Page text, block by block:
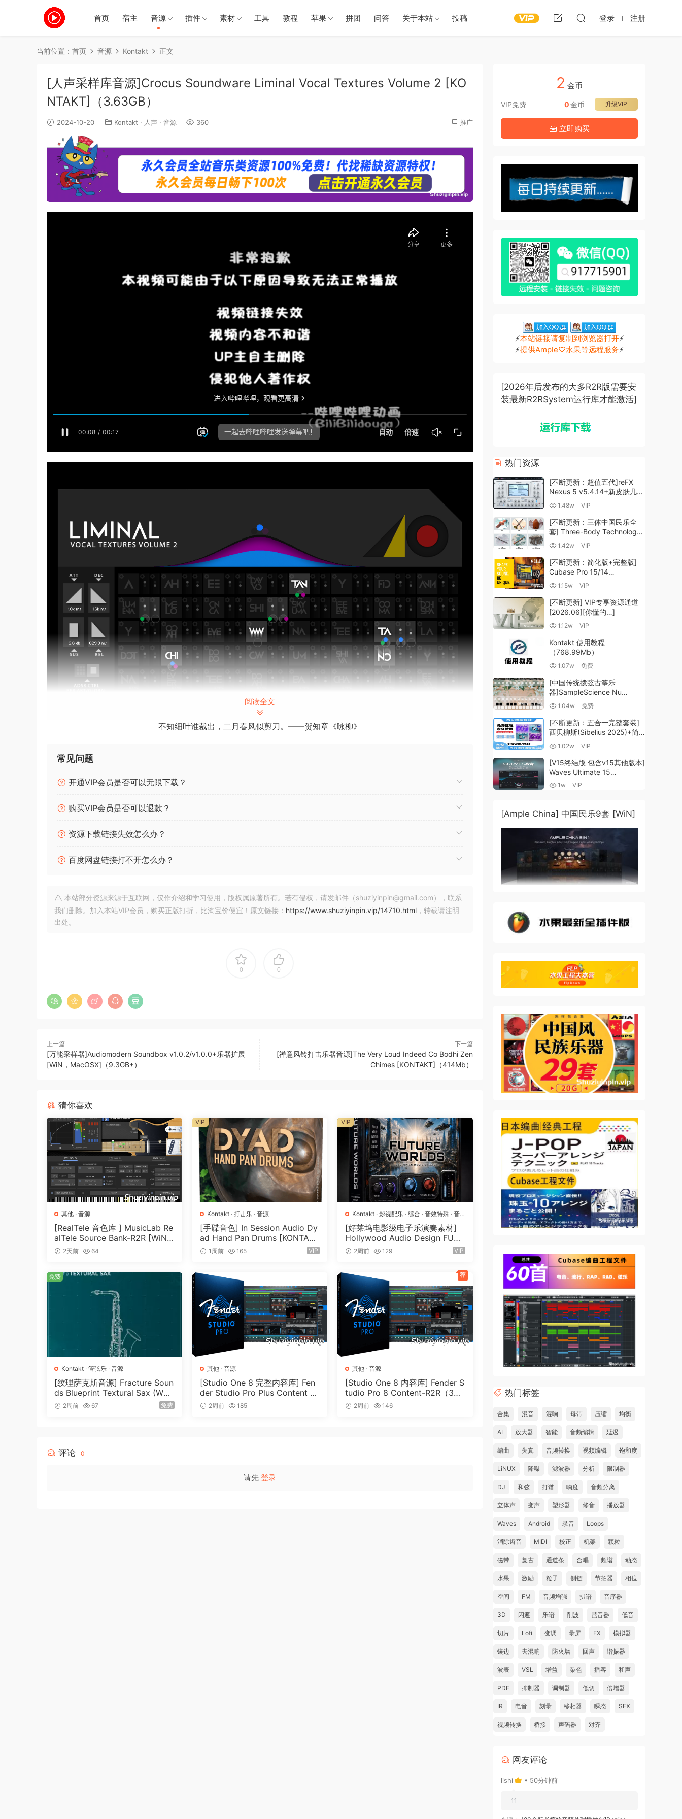
首页 宿主 音源 插件 素材 工具 教程 苹果 拼团 问答 关于本站 投稿 登录 注册
当前位置： 首页 音源 Kontakt 正文
[人声采样库音源]Crocus Soundware Liminal Vocal Textures Volume 2 [KO
NTAKT]（3.63GB）
2024-10-20 Kontakt · 人声 · 音源 360 推广
ohsie | 20 October 2024 | 3.63 GB
特别推荐：
[全家桶]康泰克Kontakt音色标准和非标准音色一键入库工具及常见问题 [WiN, MacOSX]
康泰克Kontakt标准和非标准音色分门别类一键入库及使用方法
介绍 LIMINAL：VOCAL TEXTURES VOLUME 2，这是我们的第二个人类歌手样本库 – 可使用完整版 Kontakt 6.7.1+
音，捕捉每个样本的呼吸和特征亲密感。该库非常适合添加不可预测性和创造性的不完美。LIMINAL 系列不适用于快速
用户界面允许对发音进行分层、混合和反转。新的“交叉淡入淡出小工具”允许巧妙地将声音层与直观的颜色编码控件混
合在一起。还可以启用 LFO 控件，让 DAW 的节奏决定单个层音量的调制。这为节奏同步的膨胀打开了大门，并为不断
• VST3、VST2、AU 和 AAX 兼容主机
• 4.5 GB 未压缩样本（压缩后 3.6GB）
• 超过 50 个预设
performer imparting character and movement into each sample. The performers were mic’d closely using
large diaphragm condenser microphones, capturing breath and characteristic intimacy into each sample. The
library is well-suited to add unpredictability and creative imperfection. The LIMINAL range is not intended for
fast passages or soaring melodies. Instead, you may see the libraries as collections of naturalistic pads –
offering humanistic details not found in something derived from a synthetic source. Several articulations have
a strong focus on rhythm and synchronicity, taking advantage of Kontakt’s Time Machine Pro feature.
The user-interface allows articulations to be layered, mixed and reversed. A new ‘crossfade gizmo’ allows
artful blending of sound layers with intuitive color-coded controls. LFO controls can also be enabled, allowing
your DAW’s tempo to dictate the modulation of an individual layer’s volume. This opens the door for tempo-
synced swells and unleashes even more creative possibilities for evolving texture.
• Made for the full version of Kontakt 6.7.1 or higher (Not intended for Kontakt Player)
• VST3, VST2, AU and AAX compatible host
• 4.5 GB of samples uncompressed(3.6GB compressed)
• Includes sample sets of both ensemble and solo performances.
• 40 Core Articulations
• Over 50 Presets
🏠 HomePage
阅读全文
不知细叶谁裁出，二月春风似剪刀。——贺知章《咏柳》
常见问题
开通VIP会员是否可以无限下载？
购买VIP会员是否可以退款？
资源下载链接失效怎么办？
百度网盘链接打不开怎么办？
本站部分资源来源于互联网，仅作介绍和学习使用，版权属原著所有。若有侵权，请发邮件（shuziyinpin@gmail.com），联系
我们删除。加入本站VIP会员，购买正版打折，比淘宝价便宜！原文链接： https://www.shuziyinpin.vip/14710.html ，转载请注明
出处。
0 0
上一篇
[万能采样器]Audiomodern Soundbox v1.0.2/v1.0.0+乐器扩展
[WiN，MacOSX]（9.3GB+）
下一篇
[禅意风铃打击乐器音源]The Very Loud Indeed Co Bodhi Zen
Chimes [KONTAKT]（414Mb）
猜你喜欢
其他 · 音源
[RealTele 音色库 ] MusicLab Re
alTele Source Bank-R2R [WiN]
（3.13GB）
2天前 64
Kontakt· 打击乐· 音源
[手碟音色] In Session Audio Dy
ad Hand Pan Drums [KONTAK
T]（4.33GB）
1周前 165 VIP
VIP
Kontakt ·影视配乐 ·综合 ·音效特殊 ·音
源
[好莱坞电影级电子乐演奏素材]
Hollywood Audio Design FUTU
RE WORLDS [KONTAKT]（2.52
2周前 129 VIP
VIP
Kontakt · 管弦乐 · 音源
[纹理萨克斯音源] Fracture Soun
ds Blueprint Textural Sax (Woo
dwind Experiments) [KONTAK
2周前 67 免费
免费
其他· 音源
[Studio One 8 完整内容库] Fen
der Studio Pro Plus Content 2
026-R2R（166GB）
2周前 185
其他 ·音源
[Studio One 8 内容库] Fender S
tudio Pro 8 Content-R2R（33.
5GB）
2周前 146
荐
评论 0
请先 登录
2 金币
VIP免费 升级VIP
0金币
立即购买
⚡本站链接请复制到浏览器打开⚡
⚡提供Ample♡水果等远程服务⚡
[2026年后发布的大多R2R版需要安
装最新R2RSystem运行库才能激活]
热门资源
[不断更新：超值五代]reFX
Nexus 5 v5.4.14+新皮肤几十
套+原厂+全套扩展+教程
1.48w VIP
[不断更新：三体中国民乐全
套] Three-Body Technology-
R2R [WiN, MacOSX]
1.42w VIP
[不断更新：简化版+完整版]
Cubase Pro 15/14
VR/R2R/U2B+原厂音源+插件
MacOSX]（704.0MB+）
1.15w VIP
[不断更新] VIP专享资源通道
[2026.06][你懂的…]
1.12w VIP
Kontakt 使用教程
（768.99Mb）
1.07w 免费
[中国传统拨弦古筝乐
器]SampleScience Nu
Guzheng v2.0 x64 VST
VST3 AU DECENT SAMPLER
[WiN, MacOSX]（158MB)
1.04w 免费
[不断更新：五合一完整套装]
西贝柳斯(Sibelius 2025)+简
谱插件V8+图片识别+音频识别
MacOSX]（80.48GB+）
1.02w VIP
[V15终结版 包含v15其他版本]
Waves Ultimate 15
v25.05.27+一键安装版+安装
（4.1GB+10.2GB+9.6GB）
1w VIP
[Ample China] 中国民乐9套 [WiN]
热门标签
合集 混音 混响 母带 压缩 均衡
AI 放大器 智能 音频编辑 延迟
编曲 失真 音频转换 视频编辑 饱和度
LiNUX 降噪 滤波器 分析 限制器
DJ 和弦 打谱 响度 音频分离
立体声 变声 塑形器 修音 播放器
Waves Android 录音 Loops
消除齿音 MIDI 校正 机架 颗粒
磁带 复古 通道条 合唱 频谱 动态
水果 激励 粒子 侧链 节拍器 相位
空间 FM 音频增强 扒谱 音序器
3D 闪避 乐谱 削波 琶音器 低音
切片 Lofi 变调 录屏 FX 模拟器
镶边 去混响 防火墙 回声 谐振器
波表 VSL 增益 染色 播客 和声
PDF 抑制器 调制器 低切 倍增器
IR 电音 刻录 移相器 瞬态 SFX
视频转换 桥接 声码器 对齐
网友评论
lishi • 50分钟前
11